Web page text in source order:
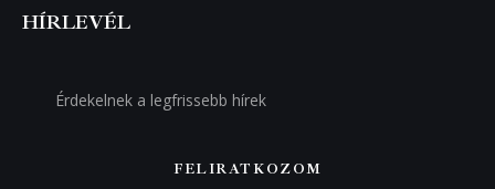
HÍRLEVÉL
FELIRATKOZOM